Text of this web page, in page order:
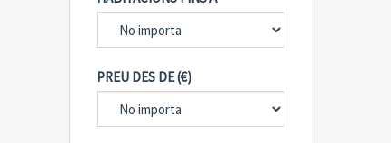
PREU DES DE (€)